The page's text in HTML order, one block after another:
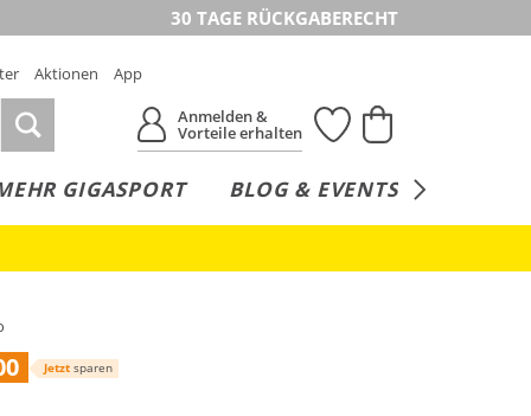
30 TAGE RÜCKGABERECHT
Aktionen
App
Anmelden &
Vorteile erhalten
GIGASPORT BLOG & EVENTS
Jetzt sparen